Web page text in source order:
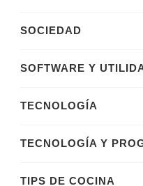
SOCIEDAD
SOFTWARE Y
TECNOLOGÍA
TECNOLOGÍA Y
TIPS DE COCINA